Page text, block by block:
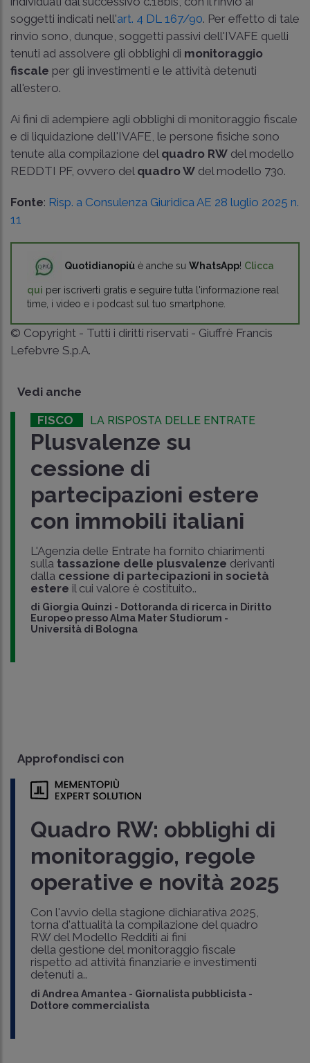
soggetti indicati nell'art. 4 DL 167/90. Per effetto di tale
rinvio sono, dunque, soggetti passivi dell'IVAFE quelli
tenuti ad assolvere gli obblighi di monitoraggio
fiscale per gli investimenti e le attività detenuti
all'estero.
Ai fini di adempiere agli obblighi di monitoraggio fiscale
e di liquidazione dell'IVAFE, le persone fisiche sono
tenute alla compilazione del quadro RW del modello
REDDTI PF, ovvero del quadro W del modello 730.
Fonte: Risp. a Consulenza Giuridica AE 28 luglio 2025 n.
11
Quotidianopiù è anche su WhatsApp! Clicca
qui per iscriverti gratis e seguire tutta l'informazione real
time, i video e i podcast sul tuo smartphone.
© Copyright - Tutti i diritti riservati - Giuffrè Francis
Lefebvre S.p.A.
Vedi anche
FISCO LA RISPOSTA DELLE ENTRATE
Plusvalenze su
cessione di
partecipazioni estere
con immobili italiani
L'Agenzia delle Entrate ha fornito chiarimenti
sulla tassazione delle plusvalenze derivanti
dalla cessione di partecipazioni in società
estere il cui valore è costituito..
di Giorgia Quinzi - Dottoranda di ricerca in Diritto
Europeo presso Alma Mater Studiorum -
Università di Bologna
Approfondisci con
Quadro RW: obblighi di
monitoraggio, regole
operative e novità 2025
Con l'avvio della stagione dichiarativa 2025,
torna d'attualità la compilazione del quadro
RW del Modello Redditi ai fini
della gestione del monitoraggio fiscale
rispetto ad attività finanziarie e investimenti
detenuti a..
di Andrea Amantea - Giornalista pubblicista -
Dottore commercialista